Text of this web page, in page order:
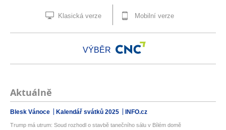
Klasická verze Mobilní verze
VÝBĚR
Aktuálně
Blesk Vánoce Kalendář svátků 2025 INFO.cz
Trump má utrum: Soud rozhodl o stavbě tanečního sálu v Bílém domě